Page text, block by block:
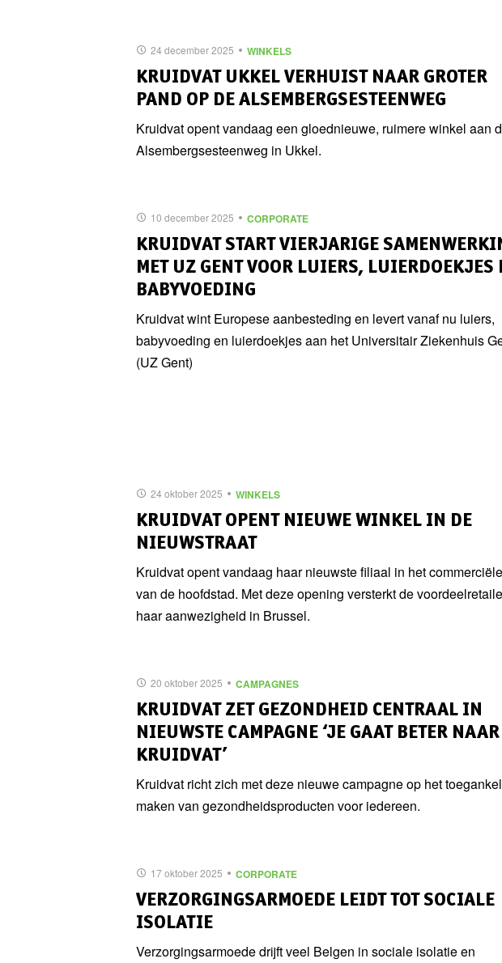
24 december 2025 WINKELS
KRUIDVAT UKKEL VERHUIST NAAR GROTER
PAND OP DE ALSEMBERGSESTEENWEG
Kruidvat opent vandaag een gloednieuwe, ruimere winkel aan
Alsembergsesteenweg in Ukkel.
10 december 2025 CORPORATE
KRUIDVAT START VIERJARIGE
MET UZ GENT VOOR LUIERS, LUIERDOEKJES
BABYVOEDING
Kruidvat wint Europese aanbesteding en levert vanaf nu luiers,
babyvoeding en luierdoekjes aan het Universitair Ziekenhuis
(UZ Gent)
24 oktober 2025 WINKELS
KRUIDVAT OPENT NIEUWE WINKEL IN DE
NIEUWSTRAAT
Kruidvat opent vandaag haar nieuwste filiaal in het
van de hoofdstad. Met deze opening versterkt de
haar aanwezigheid in Brussel.
20 oktober 2025 CAMPAGNES
KRUIDVAT ZET GEZONDHEID CENTRAAL IN
NIEUWSTE CAMPAGNE ‘JE GAAT BETER NAAR
KRUIDVAT’
Kruidvat richt zich met deze nieuwe campagne op het
maken van gezondheidsproducten voor iedereen.
17 oktober 2025 CORPORATE
VERZORGINGSARMOEDE LEIDT TOT SOCIALE
ISOLATIE
Verzorgingsarmoede drijft veel Belgen in sociale isolatie en